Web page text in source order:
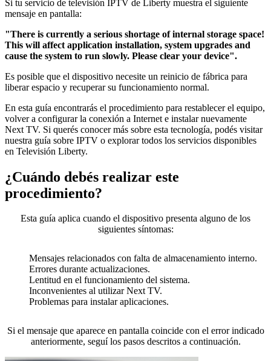
Si tu servicio de televisión IPTV de Liberty muestra el siguiente
mensaje en pantalla:
"There is currently a serious shortage of internal storage space!
This will affect application installation, system upgrades and
cause the system to run slowly. Please clear your device".
Es posible que el dispositivo necesite un reinicio de fábrica para
liberar espacio y recuperar su funcionamiento normal.
En esta guía encontrarás el procedimiento para restablecer el equipo,
volver a configurar la conexión a Internet e instalar nuevamente
Next TV. Si querés conocer más sobre esta tecnología, podés visitar
nuestra guía sobre IPTV o explorar todos los servicios disponibles
en Televisión Liberty.
¿Cuándo debés realizar este
procedimiento?
Esta guía aplica cuando el dispositivo presenta alguno de los
siguientes síntomas:
Mensajes relacionados con falta de almacenamiento interno.
Errores durante actualizaciones.
Lentitud en el funcionamiento del sistema.
Inconvenientes al utilizar Next TV.
Problemas para instalar aplicaciones.
Si el mensaje que aparece en pantalla coincide con el error indicado
anteriormente, seguí los pasos descritos a continuación.